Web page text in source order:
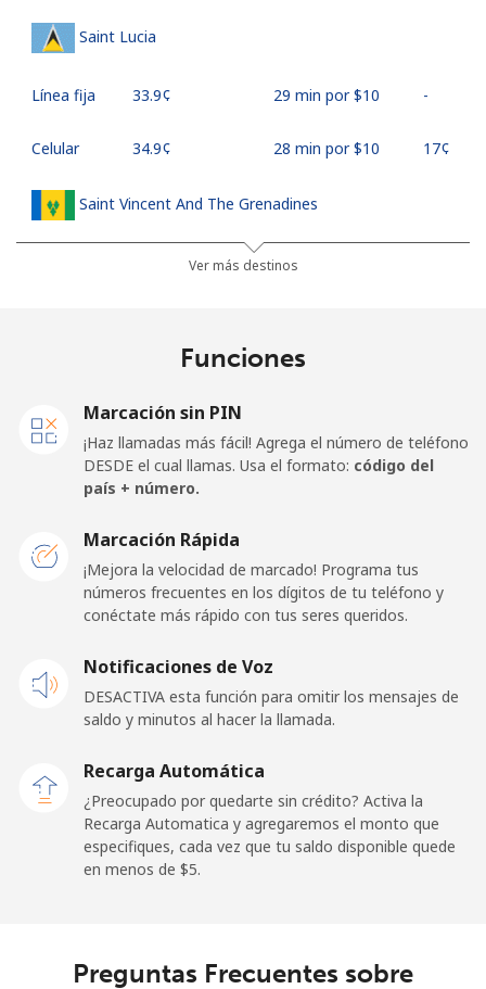
Saint Lucia
Línea fija ⁦33.9¢⁩ 29 min por ⁦$10⁩ -
Celular ⁦34.9¢⁩ 28 min por ⁦$10⁩ ⁦17¢⁩
Saint Vincent And The Grenadines
32 min por ⁦$10⁩
Línea fija
⁦133.9¢⁩
San Marino
Línea fija ⁦24.5¢⁩ 40 min por ⁦$10⁩ -
Sao Tome And Principe
country
⁦214.9¢⁩
Saudi Arabia
Ver más destinos
Funciones
Marcación sin PIN
¡Haz llamadas más fácil! Agrega el número de teléfono
DESDE el cual llamas. Usa el formato: código del
país + número.
Marcación Rápida
¡Mejora la velocidad de marcado! Programa tus
números frecuentes en los dígitos de tu teléfono y
conéctate más rápido con tus seres queridos.
Notificaciones de Voz
DESACTIVA esta función para omitir los mensajes de
saldo y minutos al hacer la llamada.
Recarga Automática
¿Preocupado por quedarte sin crédito? Activa la
Recarga Automatica y agregaremos el monto que
especifiques, cada vez que tu saldo disponible quede
en menos de ⁦$5⁩.
Preguntas Frecuentes sobre